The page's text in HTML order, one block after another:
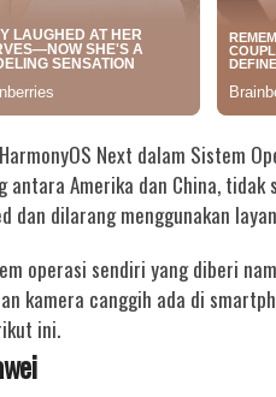
Next dalam Sistem
antara Amerika dan China, tidak
dan dilarang menggunakan
operasi sendiri yang diberi
kamera canggih ada di
ini.